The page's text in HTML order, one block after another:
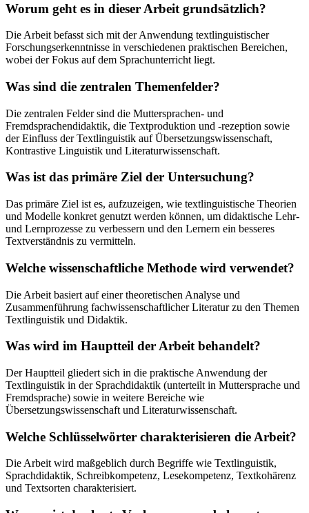
Worum geht es in dieser Arbeit grundsätzlich?
Die Arbeit befasst sich mit der Anwendung textlinguistischer
Forschungserkenntnisse in verschiedenen praktischen Bereichen,
wobei der Fokus auf dem Sprachunterricht liegt.
Was sind die zentralen Themenfelder?
Die zentralen Felder sind die Muttersprachen- und
Fremdsprachendidaktik, die Textproduktion und -rezeption sowie
der Einfluss der Textlinguistik auf Übersetzungswissenschaft,
Kontrastive Linguistik und Literaturwissenschaft.
Was ist das primäre Ziel der Untersuchung?
Das primäre Ziel ist es, aufzuzeigen, wie textlinguistische Theorien
und Modelle konkret genutzt werden können, um didaktische Lehr-
und Lernprozesse zu verbessern und den Lernern ein besseres
Textverständnis zu vermitteln.
Welche wissenschaftliche Methode wird verwendet?
Die Arbeit basiert auf einer theoretischen Analyse und
Zusammenführung fachwissenschaftlicher Literatur zu den Themen
Textlinguistik und Didaktik.
Was wird im Hauptteil der Arbeit behandelt?
Der Hauptteil gliedert sich in die praktische Anwendung der
Textlinguistik in der Sprachdidaktik (unterteilt in Muttersprache und
Fremdsprache) sowie in weitere Bereiche wie
Übersetzungswissenschaft und Literaturwissenschaft.
Welche Schlüsselwörter charakterisieren die Arbeit?
Die Arbeit wird maßgeblich durch Begriffe wie Textlinguistik,
Sprachdidaktik, Schreibkompetenz, Lesekompetenz, Textkohärenz
und Textsorten charakterisiert.